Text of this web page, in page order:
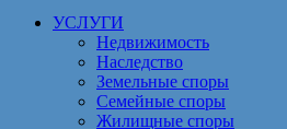
УСЛУГИ
Недвижимость
Наследство
Земельные споры
Семейные споры
Жилищные споры